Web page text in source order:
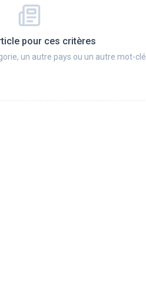
pour ces critères
un autre pays ou un autre mot-clé.